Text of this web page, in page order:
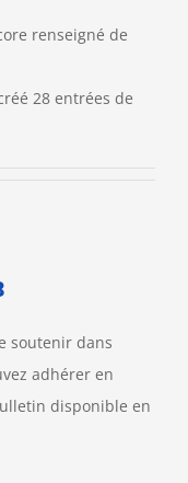
renseigné de
28 entrées de
soutenir dans
adhérer en
disponible en